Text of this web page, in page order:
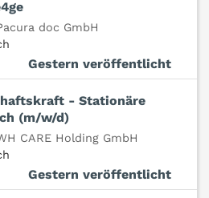
doc GmbH
Gestern veröffentlicht
- Stationäre
(m/w/d)
CARE Holding GmbH
Gestern veröffentlicht